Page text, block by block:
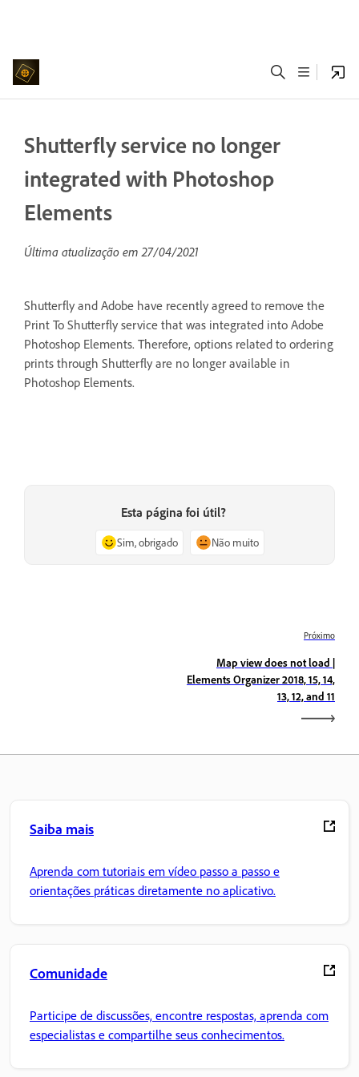
Shutterfly service no longer
integrated with Photoshop
Elements
Última atualização em27/04/2021
Shutterfly and Adobe have recently agreed to remove the
Print To Shutterfly service that was integrated into Adobe
Photoshop Elements. Therefore, options related to ordering
prints through Shutterfly are no longer available in
Photoshop Elements.
Esta página foi útil?
Sim, obrigado Não muito
Próximo
Map view does not load |
Elements Organizer 2018, 15, 14,
13, 12, and 11
Saiba mais
Aprenda com tutoriais em vídeo passo a passo e
orientações práticas diretamente no aplicativo.
Comunidade
Participe de discussões, encontre respostas, aprenda com
especialistas e compartilhe seus conhecimentos.